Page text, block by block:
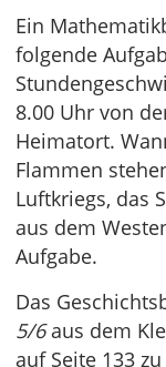
Ein
folgende
8.00 Uhr von
Heimatort.
Flammen
Luftkriegs, das
aus dem
Aufgabe.
Das
5/6aus dem
auf Seite 133